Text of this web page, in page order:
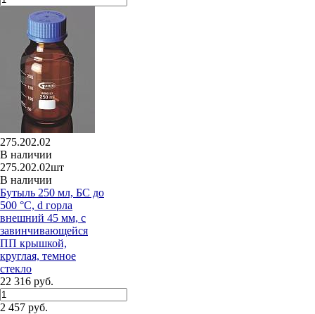
275.202.02
В наличии
275.202.02шт
В наличии
Бутыль 250 мл, БС до
500 °С, d горла
внешний 45 мм, с
завинчивающейся
ПП крышкой,
круглая, темное
стекло
22 316 руб.
2 457 руб.